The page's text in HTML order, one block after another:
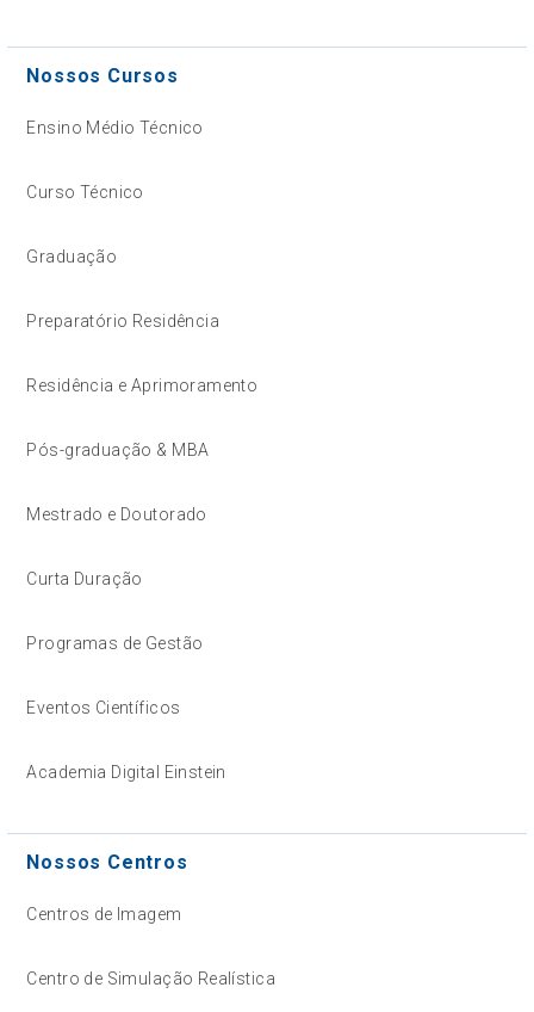
Nossos Cursos
Ensino Médio Técnico
Curso Técnico
Graduação
Preparatório Residência
Residência e Aprimoramento
Pós-graduação & MBA
Mestrado e Doutorado
Curta Duração
Programas de Gestão
Eventos Científicos
Academia Digital Einstein
Nossos Centros
Centros de Imagem
Centro de Simulação Realística